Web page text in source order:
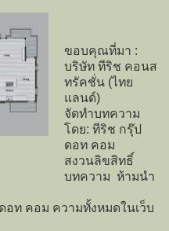
ขอบคุณที่มา :
บริษัท ทีริช คอนส
ทรัคชั่น (ไทย
แลนด์)
จัดทำบทความ
โดย: ทีริช กรุ๊ป
ดอท คอม
สงวนลิขสิทธิ์
บทความ ห้ามนำ
ท คอม ความทั้งหมดในเว็บ